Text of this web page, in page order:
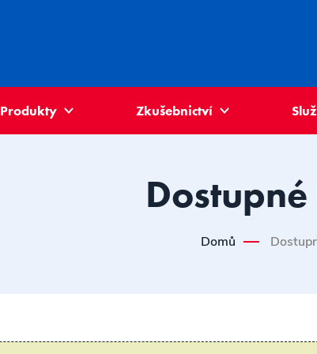
Produkty Zkušebnictví
Domů